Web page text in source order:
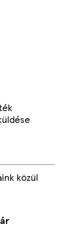
közül